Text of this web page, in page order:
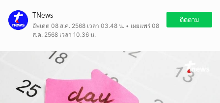
TNews
อัพเดต 08 ส.ค. 2568 เวลา 03.48 น. • เผยแพร่ 08
ส.ค. 2568 เวลา 10.36 น.
ติดตาม